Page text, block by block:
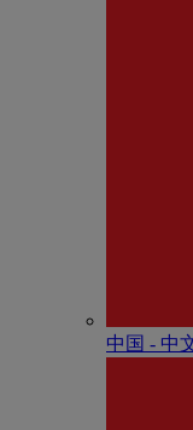
中国 - 中